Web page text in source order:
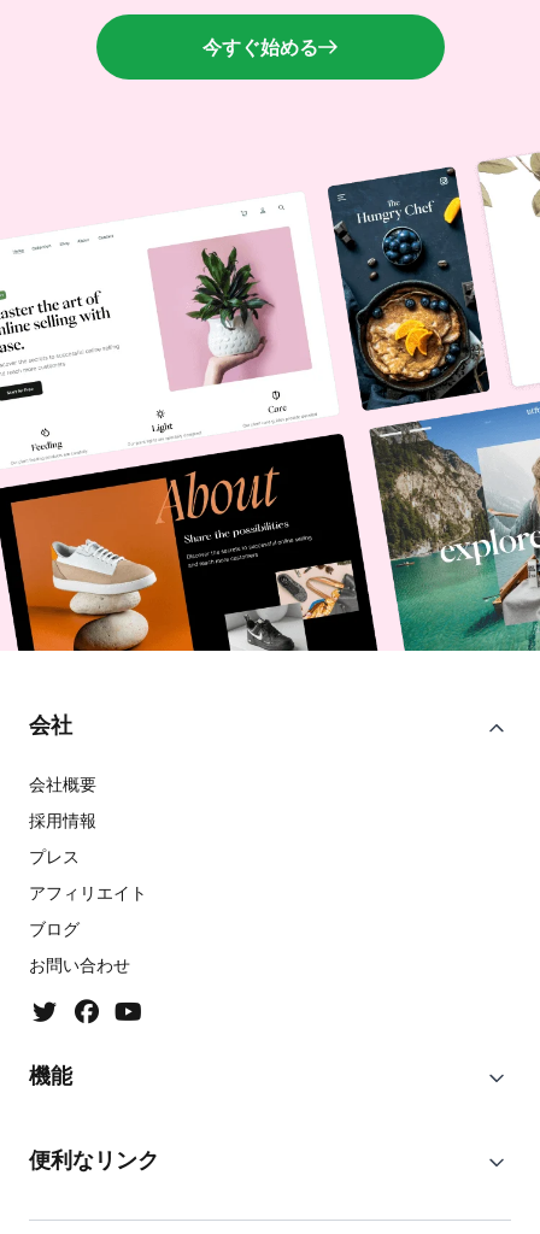
今すぐ始める
会社
会社概要
採用情報
プレス
アフィリエイト
ブログ
お問い合わせ
機能
便利なリンク